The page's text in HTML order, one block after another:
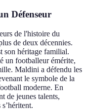
Défenseur
de l'histoire du
de deux décennies.
son héritage familial.
un footballeur émérite,
Maldini a défendu les
le symbole de la
moderne. En
de jeunes talents,